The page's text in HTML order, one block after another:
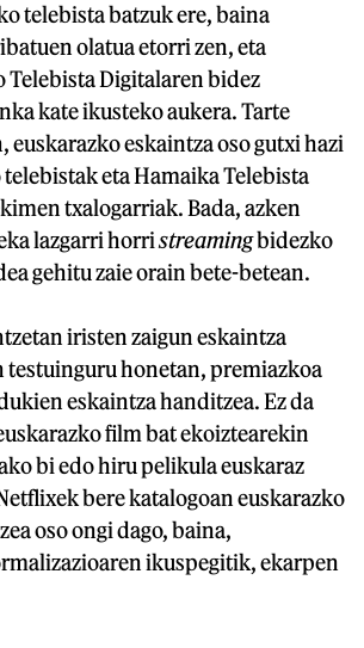
telebista batzuk ere, baina
olatua etorri zen, eta
Telebista Digitalaren bidez
kate ikusteko aukera. Tarte
euskarazko eskaintza oso gutxi hazi
eta Hamaika Telebista
txalogarriak. Bada, azken
lazgarri horristreamingbidezko
gehitu zaie orain bete-betean.
iristen zaigun eskaintza
testuinguru honetan, premiazkoa
eskaintza handitzea. Ez da
film bat ekoiztearekin
bi edo hiru pelikula euskaraz
bere katalogoan euskarazko
oso ongi dago, baina,
ikuspegitik, ekarpen